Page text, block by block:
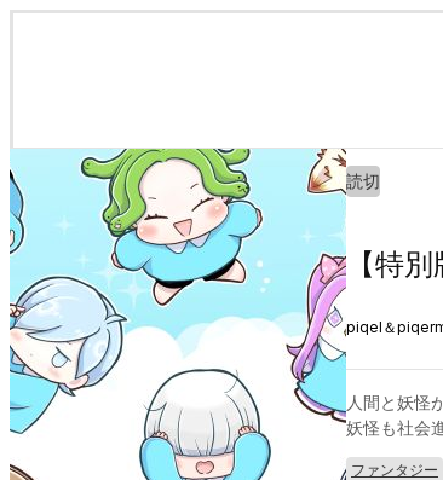
読切
【特
piqel＆
人間と妖怪
妖怪も社会
ファンタジー